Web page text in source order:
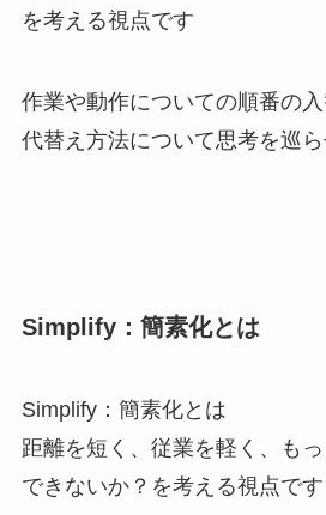
を考える視点です
作業や動作についての順番の
代替え方法について思考を巡
Simplify：簡素化とは
Simplify：簡素化とは
距離を短く、従業を軽く、も
できないか？を考える視点です